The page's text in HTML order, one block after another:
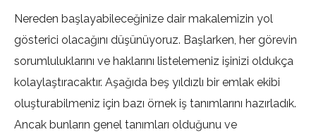
Nereden başlayabileceğinize dair makalemizin yol
gösterici olacağını düşünüyoruz. Başlarken, her görevin
sorumluluklarını ve haklarını listelemeniz işinizi oldukça
kolaylaştıracaktır. Aşağıda beş yıldızlı bir emlak ekibi
oluşturabilmeniz için bazı örnek iş tanımlarını hazırladık.
Ancak bunların genel tanımları olduğunu ve